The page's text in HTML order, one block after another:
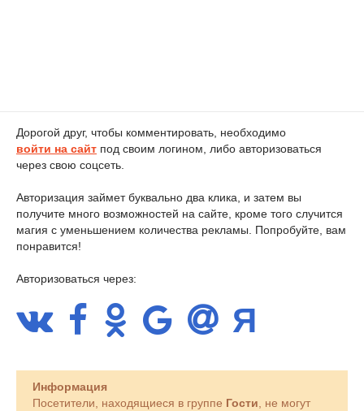
Дорогой друг, чтобы комментировать, необходимо
войти на сайт под своим логином, либо авторизоваться
через свою соцсеть.
Авторизация займет буквально два клика, и затем вы
получите много возможностей на сайте, кроме того случится
магия с уменьшением количества рекламы. Попробуйте, вам
понравится!
Авторизоваться через:
Информация
Посетители, находящиеся в группе Гости , не могут